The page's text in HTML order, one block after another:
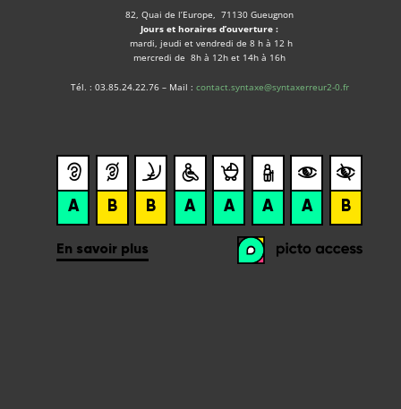
82, Quai de l’Europe, 71130 Gueugnon
Jours et horaires d’ouverture :
mardi, jeudi et vendredi de 8 h à 12 h
mercredi de 8h à 12h et 14h à 16h
Tél. : 03.85.24.22.76 – Mail : contact.syntaxe@syntaxerreur2-0.fr